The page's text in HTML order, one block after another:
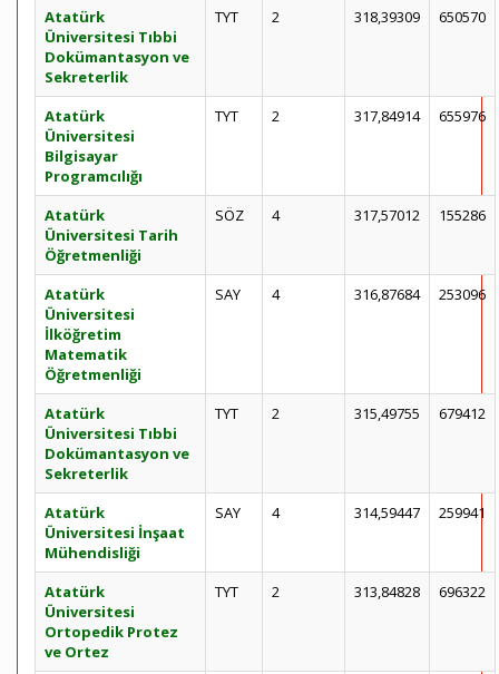
Atatürk
Üniversitesi Tıbbi
Dokümantasyon ve
Sekreterlik
TYT 2 318,39309 650570
Atatürk
Üniversitesi
Bilgisayar
Programcılığı
TYT 2 317,84914 655976
Atatürk
Üniversitesi Tarih
Öğretmenliği
SÖZ 4 317,57012 155286
Atatürk
Üniversitesi
İlköğretim
Matematik
Öğretmenliği
SAY 4 316,87684 253096
Atatürk
Üniversitesi Tıbbi
Dokümantasyon ve
Sekreterlik
TYT 2 315,49755 679412
Atatürk
Üniversitesi İnşaat
Mühendisliği
SAY 4 314,59447 259941
Atatürk
Üniversitesi
Ortopedik Protez
ve Ortez
TYT 2 313,84828 696322